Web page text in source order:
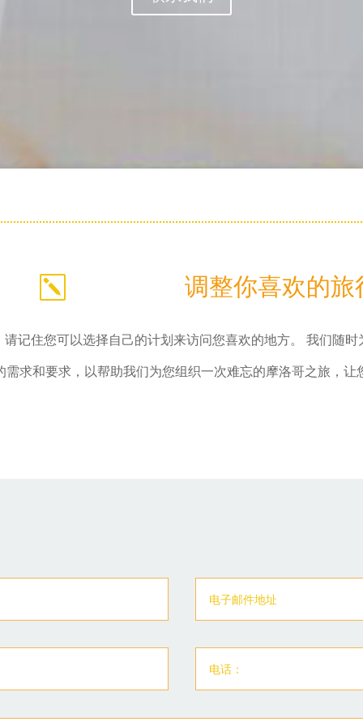
k 调整你喜欢的旅
记住您可以选择自己的计划来访问您喜欢的地方。 我们随
需求和要求，以帮助我们为您组织一次难忘的摩洛哥之旅，让